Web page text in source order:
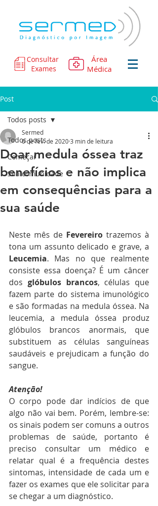
Consultar
Exames
Área
Médica
Post
Todos posts
Começar
Sua comunidade
Todos posts
Doar medula óssea traz
benefícios e não implica
em consequências para a
sua saúde
Sermed
6 de fev. de 20203 min de leitura
Neste mês de Fevereiro trazemos à
Leucemia. Mas no que realmente
consiste essa doença? É um câncer
dos glóbulos brancos, células que
fazem parte do sistema imunológico
e são formadas na medula óssea. Na
leucemia, a medula óssea produz
glóbulos brancos anormais, que
substituem as células sanguíneas
saudáveis e prejudicam a função do
sangue.
Atenção!
O corpo pode dar indícios de que
algo não vai bem. Porém, lembre-se:
os sinais podem ser comuns a outros
problemas de saúde, portanto é
preciso consultar um médico e
relatar qual é a frequência destes
sintomas, intensidade de cada um e
fazer os exames que ele solicitar para
se chegar a um diagnóstico.